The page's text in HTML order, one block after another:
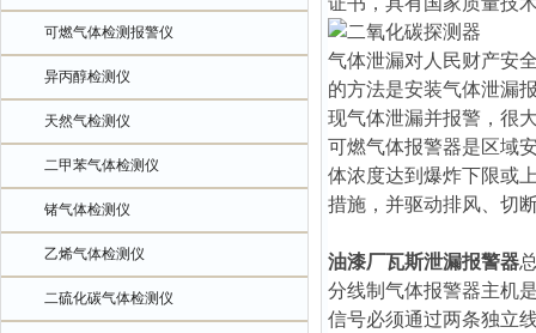
可燃气体检测报警仪
异丙醇检测仪
天然气检测仪
二甲苯气体检测仪
锗气体检测仪
乙烯气体检测仪
二硫化碳气体检测仪
气体泄漏对人民财产安
的方法是安装气体泄漏
现气体泄漏并报警，很
可燃气体报警器是区域
体浓度达到爆炸下限或
措施，并驱动排风、切
油漆厂瓦斯泄漏报警器
分线制气体报警器主机
信号必须通过两条独立